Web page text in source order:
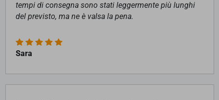
tempi di consegna sono stati leggermente più lunghi
del previsto, ma ne è valsa la pena.
Sara